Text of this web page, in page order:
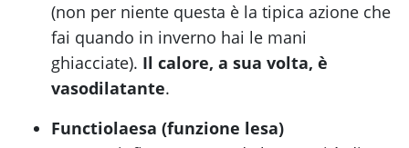
(non per niente questa è la tipica azione che
fai quando in inverno hai le mani
ghiacciate). Il calore, a sua volta, è
vasodilatante.
Functiolaesa (funzione lesa)